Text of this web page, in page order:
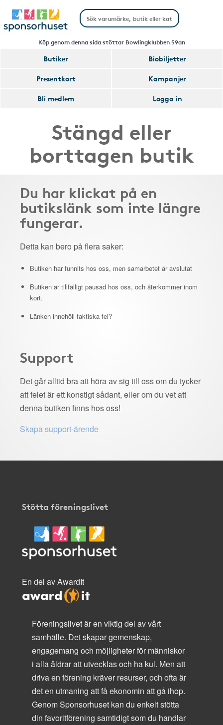
Köp genom denna sida stöttar Bowlingklubben 59an
Butiker
Biobiljetter
Presentkort
Kampanjer
Bli medlem
Logga in
Stängd eller
borttagen butik
Du har klickat på en
butikslänk som inte längre
fungerar.
Detta kan bero på flera saker:
Butiken har funnits hos oss, men samarbetet är avslutat
Butiken är tillfälligt pausad hos oss, och återkommer inom
kort.
Länken innehöll faktiska fel?
Support
Det går alltid bra att höra av sig till oss om du tycker
att felet är ett konstigt sådant, eller om du vet att
denna butiken finns hos oss!
Skapa support-ärende
Stötta föreningslivet
En del av AwardIt
Föreningslivet är en viktig del av vårt
samhälle. Det skapar gemenskap,
engagemang och möjligheter för människor
i alla åldrar att utvecklas och ha kul. Men att
driva en förening kräver resurser, och ofta är
det en utmaning att få ekonomin att gå ihop.
Genom Sponsorhuset kan du enkelt stötta
din favoritförening samtidigt som du handlar